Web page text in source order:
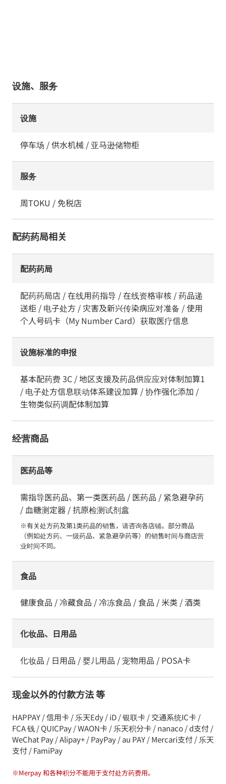
设施、服务
设施
停车场 / 供水机械 / 亚马逊储物柜
服务
周TOKU / 免税店
配药药局相关
配药药局
配药药局店 / 在线用药指导 / 在线资格审核 / 药品递
送柜 / 电子处方 / 灾害及新兴传染病应对准备 / 使用
个人号码卡（My Number Card）获取医疗信息
设施标准的申报
基本配药费 3C / 地区支援及药品供应应对体制加算1
/ 电子处方信息联动体系建设加算 / 协作强化添加 /
生物类似药调配体制加算
经营商品
医药品等
需指导医药品、第一类医药品 / 医药品 / 紧急避孕药
/ 血糖测定器 / 抗原检测试剂盒
※有关处方药及第1类药品的销售，请咨询各店铺。部分商品
（例如处方药、一级药品、紧急避孕药等）的销售时间与商店营
业时间不同。
食品
健康食品 / 冷藏食品 / 冷冻食品 / 食品 / 米类 / 酒类
化妆品、日用品
化妆品 / 日用品 / 婴儿用品 / 宠物用品 / POSA卡
现金以外的付款方法 等
HAPPAY / 信用卡 / 乐天Edy / iD / 银联卡 / 交通系统IC卡 /
FCA 钱 / QUICPay / WAON卡 / 乐天积分卡 / nanaco / d支付 /
WeChat Pay / Alipay+ / PayPay / au PAY / Mercari支付 / 乐天
支付 / FamiPay
※Merpay 和各种积分不能用于支付处方药费用。